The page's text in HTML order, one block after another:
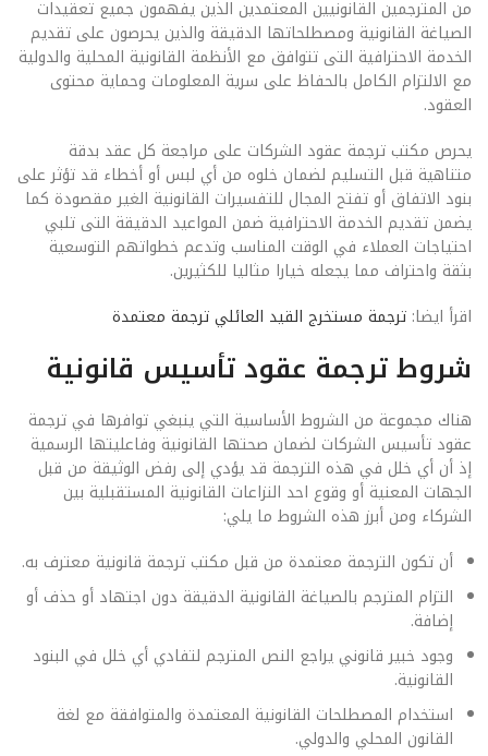
من المترجمين القانونيين المعتمدين الذين يفهمون جميع تعقيدات
الصياغة القانونية ومصطلحاتها الدقيقة والذين يحرصون على تقديم
الخدمة الاحترافية التى تتوافق مع الأنظمة القانونية المحلية والدولية
مع الالتزام الكامل بالحفاظ على سرية المعلومات وحماية محتوى
العقود.
يحرص مكتب ترجمة عقود الشركات على مراجعة كل عقد بدقة
متناهية قبل التسليم لضمان خلوه من أي لبس أو أخطاء قد تؤثر على
بنود الاتفاق أو تفتح المجال للتفسيرات القانونية الغير مقصودة كما
يضمن تقديم الخدمة الاحترافية ضمن المواعيد الدقيقة التى تلبي
احتياجات العملاء في الوقت المناسب وتدعم خطواتهم التوسعية
بثقة واحتراف مما يجعله خيارا مثاليا للكثيرين.
اقرأ ايضا: ترجمة مستخرج القيد العائلي ترجمة معتمدة
شروط ترجمة عقود تأسيس قانونية
هناك مجموعة من الشروط الأساسية التي ينبغي توافرها في ترجمة
عقود تأسيس الشركات لضمان صحتها القانونية وفاعليتها الرسمية
إذ أن أي خلل في هذه الترجمة قد يؤدي إلى رفض الوثيقة من قبل
الجهات المعنية أو وقوع احد النزاعات القانونية المستقبلية بين
الشركاء ومن أبرز هذه الشروط ما يلي:
أن تكون الترجمة معتمدة من قبل مكتب ترجمة قانونية معترف به.
التزام المترجم بالصياغة القانونية الدقيقة دون اجتهاد أو حذف أو
إضافة.
وجود خبير قانوني يراجع النص المترجم لتفادي أي خلل في البنود
القانونية.
استخدام المصطلحات القانونية المعتمدة والمتوافقة مع لغة
القانون المحلي والدولي.